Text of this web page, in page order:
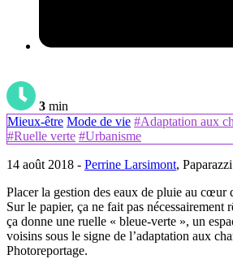
3 min
Mieux-être Mode de vie #Adaptation aux
#Ruelle verte #Urbanisme
14 août 2018 - Perrine Larsimont,
Placer la gestion des eaux de pluie au cœur
Sur le papier, ça ne fait pas nécessairement
ça donne une ruelle « bleue-verte », un
voisins sous le signe de l’adaptation aux
Photoreportage.